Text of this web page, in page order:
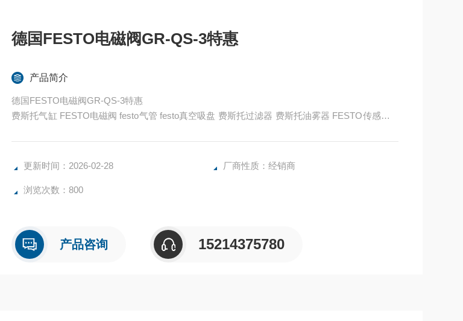
德国FESTO电磁阀GR-QS-3特惠
产品简介
德国FESTO电磁阀GR-QS-3特惠
费斯托气缸 FESTO电磁阀 festo气管 festo真空吸盘 费斯托过滤器 费斯托油雾器 FESTO传感器 F
更新时间：2026-02-28
厂商性质：经销商
浏览次数：800
产品咨询 15214375780